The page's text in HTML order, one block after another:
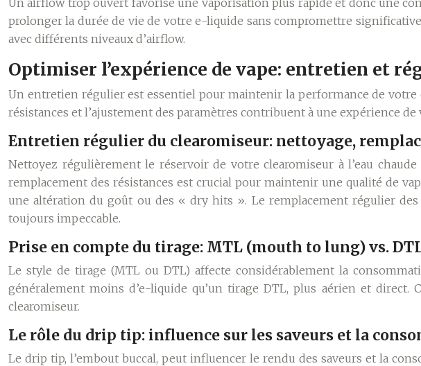
Un airflow trop ouvert favorise une vaporisation plus rapide et donc une
prolonger la durée de vie de votre e-liquide sans compromettre
avec différents niveaux d’airflow.
Optimiser l’expérience de vape: entretien et
Un entretien régulier est essentiel pour maintenir la performance de
résistances et l’ajustement des paramètres contribuent à une expérience de
Entretien régulier du clearomiseur: nettoyage,
Nettoyez régulièrement le réservoir de votre clearomiseur à l’eau
remplacement des résistances est crucial pour maintenir une qualité de
une altération du goût ou des « dry hits ». Le remplacement régulier
toujours impeccable.
Prise en compte du tirage: MTL (mouth to lung) vs.
Le style de tirage (MTL ou DTL) affecte considérablement la
généralement moins d’e-liquide qu’un tirage DTL, plus aérien et
clearomiseur.
Le rôle du drip tip: influence sur les saveurs et la
Le drip tip, l’embout buccal, peut influencer le rendu des saveurs et la